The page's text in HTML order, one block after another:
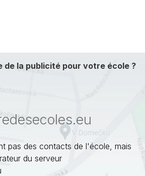
de la publicité pour votre école ?
pas des contacts de l'école, mais
du serveur